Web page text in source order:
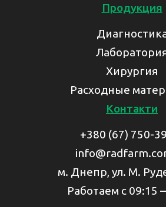
Продукция
Хирургия
Расходные
Контакти
+380 (67) 750-
м. Днепр, ул. М.
Работаем с 09:15